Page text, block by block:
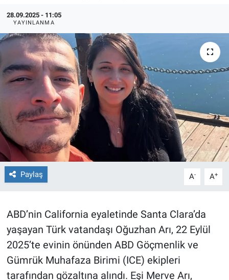
28.09.2025 - 11:05
YAYINLANMA
Paylaş A- A+
ABD’nin California eyaletinde Santa Clara’da
yaşayan Türk vatandaşı Oğuzhan Arı, 22 Eylül
2025’te evinin önünden ABD Göçmenlik ve
Gümrük Muhafaza Birimi (ICE) ekipleri
tarafından gözaltına alındı. Eşi Merve Arı,
TEKNOLOJİ
Dünya
İlçeler
MAGAZİN
Bilim, Teknoloji
ASAYİŞ
ÇEVRE
EĞİTİM
BİLİM VE TEKNOLOJİ
Güvenlik